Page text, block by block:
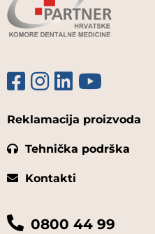
Reklamacija proizvoda
Tehnička podrška
Kontakti
0800 44 99